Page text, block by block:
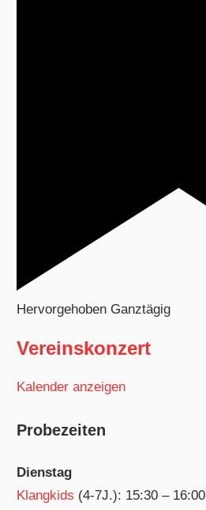
Hervorgehoben Ganztägig
Vereinskonzert
Kalender anzeigen
Probezeiten
Dienstag
Klangkids (4-7J.): 15:30 – 16:00